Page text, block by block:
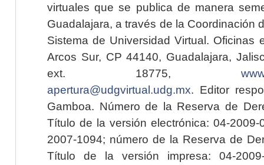
virtuales que se publica de manera
Guadalajara, a través de la Coordinación
Sistema de Universidad Virtual. Oficinas
Arcos Sur, CP 44140, Guadalajara,
ext. 18775,
apertura@udgvirtual.udg.mx. Editor
Gamboa. Número de la Reserva de
Título de la versión electrónica: 04-2009-
2007-1094; número de la Reserva de
Título de la versión impresa: 04-2009-